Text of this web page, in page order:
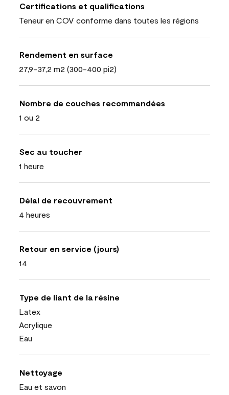
Certifications et qualifications
Teneur en COV conforme dans toutes les régions
Rendement en surface
27,9-37,2 m2 (300-400 pi2)
Nombre de couches recommandées
1 ou 2
Sec au toucher
1 heure
Délai de recouvrement
4 heures
Retour en service (jours)
14
Type de liant de la résine
Latex
Acrylique
Eau
Nettoyage
Eau et savon